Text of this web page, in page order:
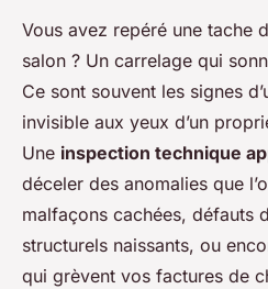
Vous avez repéré une tache
salon ? Un carrelage qui
Ce sont souvent les signes
invisible aux yeux d’un
Une inspection technique
déceler des anomalies que
malfaçons cachées, défauts
structurels naissants, ou
qui grèvent vos factures de